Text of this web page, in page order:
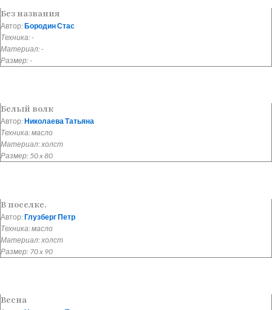
Без названия
Автор: Бородин Стас
Техника: -
Материал: -
Размер: -
Белый волк
Автор: Николаева Татьяна
Техника: масло
Материал: холст
Размер: 50 x 80
В поселке.
Автор: Глузберг Петр
Техника: масло
Материал: холст
Размер: 70 x 90
Весна